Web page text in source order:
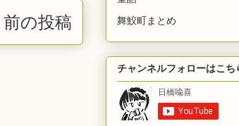
前の投稿
舞鮫町まとめ
チャンネルフォローはこち